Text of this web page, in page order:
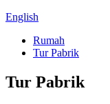
English
Rumah
Tur Pabrik
Tur Pabrik